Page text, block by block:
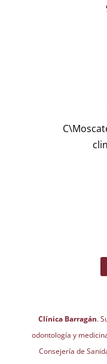
Clínica Barragán.
odontología y
Consejería de